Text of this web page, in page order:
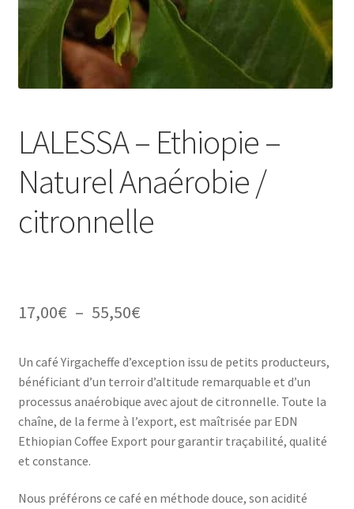
LALESSA – Ethiopie –
Naturel Anaérobie /
citronnelle
17,00€ – 55,50€Plage
prix :
17,00€
à
55,50€
Un café Yirgacheffe d’exception issu de petits producteurs,
bénéficiant d’un terroir d’altitude remarquable et d’un
processus anaérobique avec ajout de citronnelle. Toute la
chaîne, de la ferme à l’export, est maîtrisée par EDN
Ethiopian Coffee Export pour garantir traçabilité, qualité
et constance.
Nous préférons ce café en méthode douce, son acidité